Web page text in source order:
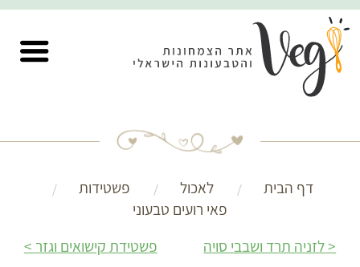
דף הבית לאכול
פשטידות
פאי רועים טבעוני
לזניה תרד ושבבי סויה
פשטידת קישואים וגזר